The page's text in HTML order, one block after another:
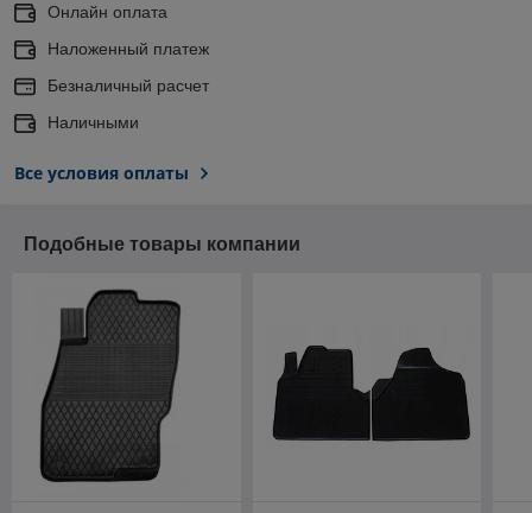
Онлайн оплата
Наложенный платеж
Безналичный расчет
Наличными
Все условия оплаты
Подобные товары компании